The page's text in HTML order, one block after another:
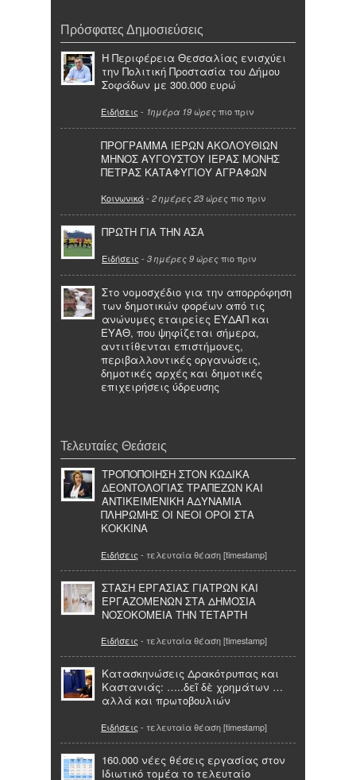
Πρόσφατες Δημοσιεύσεις
Η Περιφέρεια Θεσσαλίας ενισχύει
την Πολιτική Προστασία του Δήμου
Σοφάδων με 300.000 ευρώ
Ειδήσεις - 1ημέρα 19 ώρες πιο πριν
ΠΡΟΓΡΑΜΜΑ ΙΕΡΩΝ ΑΚΟΛΟΥΘΙΩΝ
ΜΗΝΟΣ ΑΥΓΟΥΣΤΟΥ ΙΕΡΑΣ ΜΟΝΗΣ
ΠΕΤΡΑΣ ΚΑΤΑΦΥΓΙΟΥ ΑΓΡΑΦΩΝ
Κοινωνικά- 2 ημέρες 23 ώρες πιο πριν
ΠΡΩΤΗ ΓΙΑ ΤΗΝ ΑΣΑ
Ειδήσεις - 3 ημέρες 9 ώρες πιο πριν
Στο νομοσχέδιο για την απορρόφηση
των δημοτικών φορέων από τις
ανώνυμες εταιρείες ΕΥΔΑΠ και
ΕΥΑΘ, που ψηφίζεται σήμερα,
αντιτίθενται επιστήμονες,
περιβαλλοντικές οργανώσεις,
δημοτικές αρχές και δημοτικές
επιχειρήσεις ύδρευσης
Τελευταίες Θεάσεις
ΤΡΟΠΟΠΟΙΗΣΗ ΣΤΟΝ ΚΩΔΙΚΑ
ΔΕΟΝΤΟΛΟΓΙΑΣ ΤΡΑΠΕΖΩΝ ΚΑΙ
ΑΝΤΙΚΕΙΜΕΝΙΚΗ ΑΔΥΝΑΜΙΑ
ΠΛΗΡΩΜΗΣ ΟΙ ΝΕΟΙ ΟΡΟΙ ΣΤΑ
ΚΟΚΚΙΝΑ
Ειδήσεις - τελευταία θέαση [timestamp]
ΣΤΑΣΗ ΕΡΓΑΣΙΑΣ ΓΙΑΤΡΩΝ ΚΑΙ
ΕΡΓΑΖΟΜΕΝΩΝ ΣΤΑ ΔΗΜΟΣΙΑ
ΝΟΣΟΚΟΜΕΙΑ ΤΗΝ ΤΕΤΑΡΤΗ
Ειδήσεις - τελευταία θέαση [timestamp]
Κατασκηνώσεις Δρακότρυπας και
Καστανιάς: …..δεῖ δὲ χρημάτων …
αλλά και πρωτοβουλιών
Ειδήσεις - τελευταία θέαση [timestamp]
160.000 νέες θέσεις εργασίας στον
Ιδιωτικό τομέα το τελευταίο